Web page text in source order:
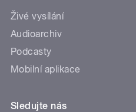
Živé vysílání
Audioarchiv
Podcasty
Mobilní aplikace
Sledujte nás